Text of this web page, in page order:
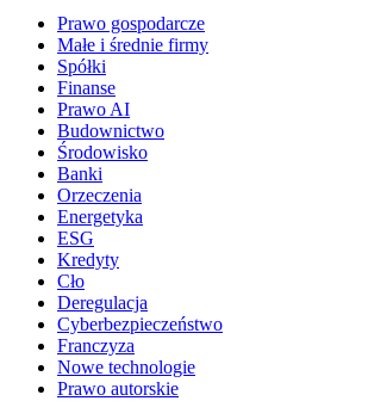
Prawo gospodarcze
Małe i średnie firmy
Spółki
Finanse
Prawo AI
Budownictwo
Środowisko
Banki
Orzeczenia
Energetyka
ESG
Kredyty
Cło
Deregulacja
Cyberbezpieczeństwo
Franczyza
Nowe technologie
Prawo autorskie